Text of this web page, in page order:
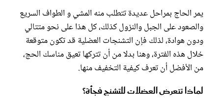
يمر الحاج بمراحل عديدة تتطلب منه المشي و الطواف السريع
والصعود على الجبل والنزول كذلك، كل هذا على نحو متتالي
ودون هوادة، لذلك فإن التشنجات العضلية قد تكون متوقعة
خلال هذه الفترة، وهنا بدلا من أن تتركها تعيق مناسك الحج،
من الأفضل أن تعرف كيفية التخفيف منها.
لماذا تتعرض العضلات للتشنج فجأة؟
غلاف رفمي